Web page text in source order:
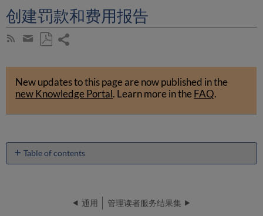
创建罚款和费用报告
Subscribe
RSS
Share
by
email
as
PDF
New updates to this page are now published in the
new Knowledge Portal. Learn more in theFAQ.
Table of contents
No
通用 管理读者服务结果集